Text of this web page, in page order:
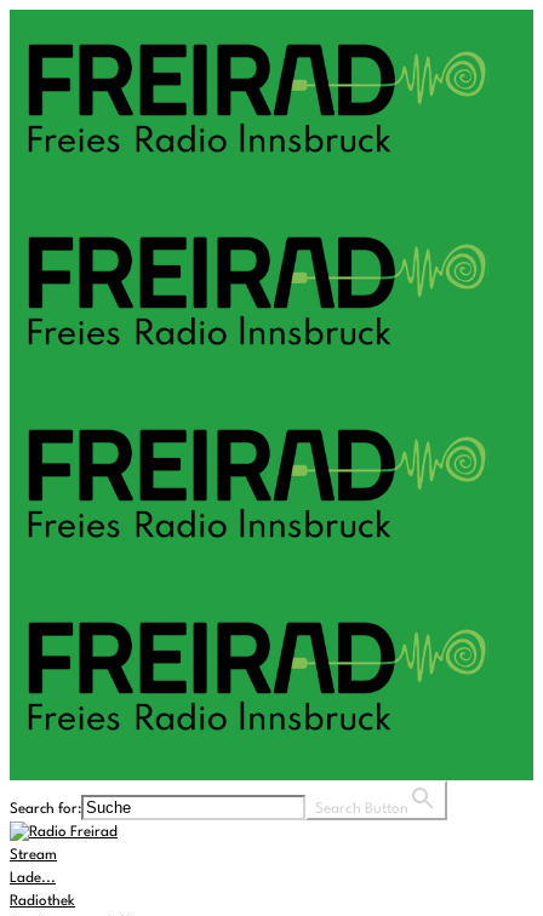
Search for: Search Button
Stream
Lade...
Radiothek